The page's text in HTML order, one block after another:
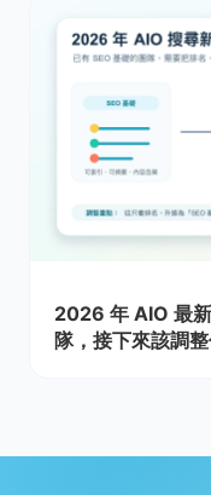
2026 年 AIO 最
隊，接下來該調